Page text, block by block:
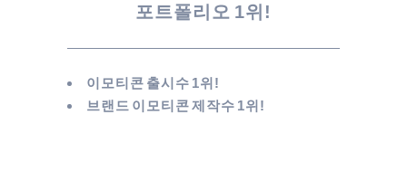
포트폴리오 1위!
이모티콘 출시수 1위!
브랜드 이모티콘 제작수 1위!